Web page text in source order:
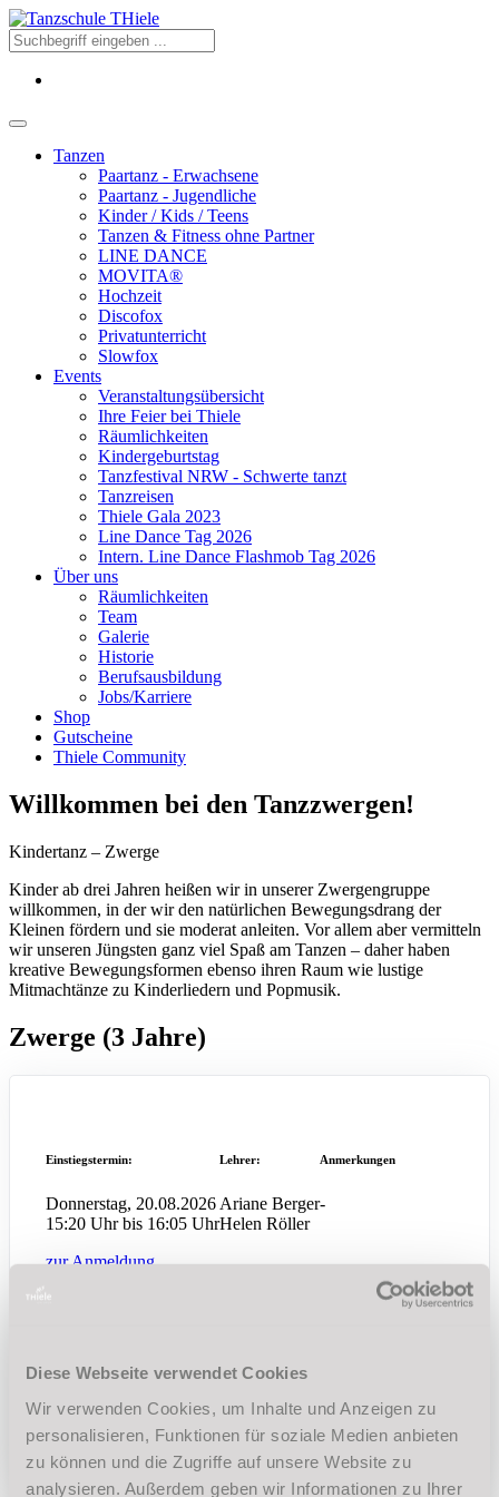
Diese Webseite verwendet Cookies
Wir verwenden Cookies, um Inhalte und Anzeigen zu
personalisieren, Funktionen für soziale Medien anbieten
zu können und die Zugriffe auf unsere Website zu
analysieren. Außerdem geben wir Informationen zu Ihrer
Tanzen
Paartanz - Erwachsene
Paartanz - Jugendliche
Kinder / Kids / Teens
Tanzen & Fitness ohne Partner
LINE DANCE
MOVITA®
Hochzeit
Discofox
Privatunterricht
Slowfox
Events
Veranstaltungsübersicht
Ihre Feier bei Thiele
Räumlichkeiten
Kindergeburtstag
Tanzfestival NRW - Schwerte tanzt
Tanzreisen
Thiele Gala 2023
Line Dance Tag 2026
Intern. Line Dance Flashmob Tag 2026
Über uns
Räumlichkeiten
Team
Galerie
Historie
Berufsausbildung
Jobs/Karriere
Shop
Gutscheine
Thiele Community
Willkommen bei den Tanzzwergen!
Kindertanz – Zwerge
Kinder ab drei Jahren heißen wir in unserer Zwergengruppe
willkommen, in der wir den natürlichen Bewegungsdrang der
Kleinen fördern und sie moderat anleiten. Vor allem aber vermitteln
wir unseren Jüngsten ganz viel Spaß am Tanzen – daher haben
kreative Bewegungsformen ebenso ihren Raum wie lustige
Mitmachtänze zu Kinderliedern und Popmusik.
Zwerge (3 Jahre)
Einstiegstermin:
Donnerstag, 20.08.2026
15:20 Uhr bis 16:05 Uhr
Lehrer:
Ariane Berger
Helen Röller
Anmerkungen
-
zur Anmeldung
Dienstag, 15.09.2026
Ariane Berger
zur Anmeldung